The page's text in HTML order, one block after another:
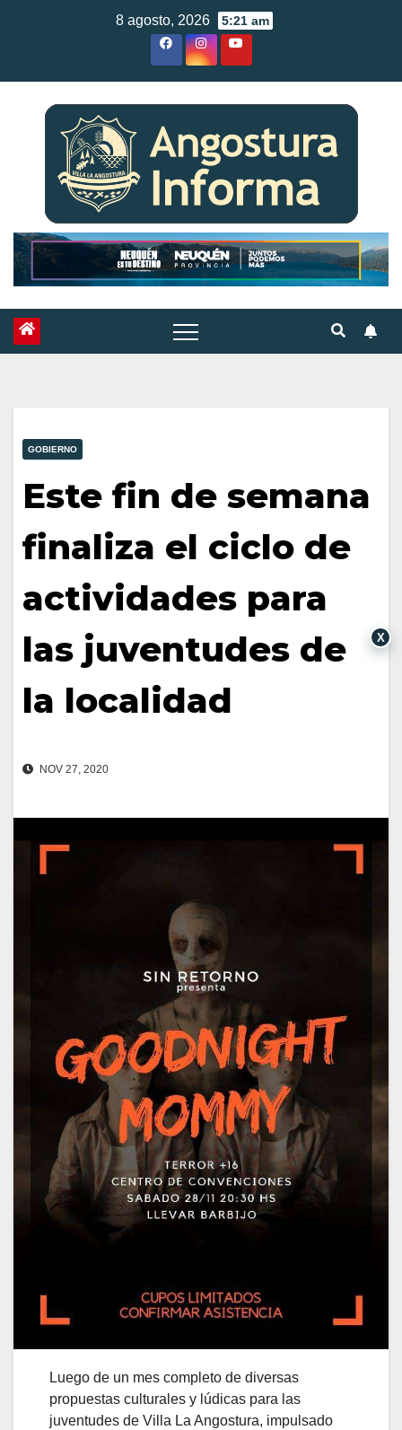
8 agosto, 2026 5:21 am
GOBIERNO
Este fin de semana
finaliza el ciclo de
actividades para
las juventudes de
la localidad
NOV 27, 2020
Luego de un mes completo de diversas
propuestas culturales y lúdicas para las
juventudes de Villa La Angostura, impulsado
X